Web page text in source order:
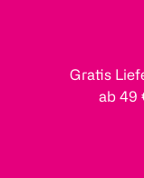
Gratis
ab 49